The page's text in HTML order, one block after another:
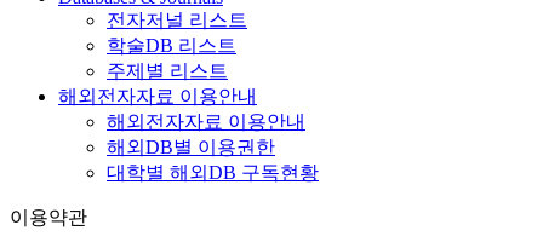
전자저널 리스트
학술DB 리스트
주제별 리스트
해외전자자료 이용안내
해외전자자료 이용안내
해외DB별 이용권한
대학별 해외DB 구독현황
이용약관